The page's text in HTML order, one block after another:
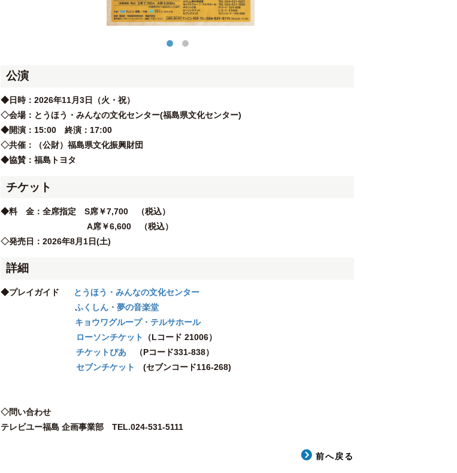
公演
◆日時：2026年11月3日（火・祝）
◇会場：とうほう・みんなの文化センター(福島県文化センター)
◆開演：15:00 終演：17:00
◇共催：（公財）福島県文化振興財団
◆協賛：福島トヨタ
チケット
◆料 金：全席指定 S席￥7,700 （税込）
A席￥6,600 （税込）
◇発売日：2026年8月1日(土)
詳細
◆プレイガイド
とうほう・みんなの文化センター
ふくしん・夢の音楽堂
キョウワグループ・テルサホール
ローソンチケット
（Lコード 21006）
チケットぴあ （Pコード331-838）
セブンチケット
(セブンコード116-268)
◇問い合わせ
テレビユー福島 企画事業部 TEL.024-531-5111
前へ戻る